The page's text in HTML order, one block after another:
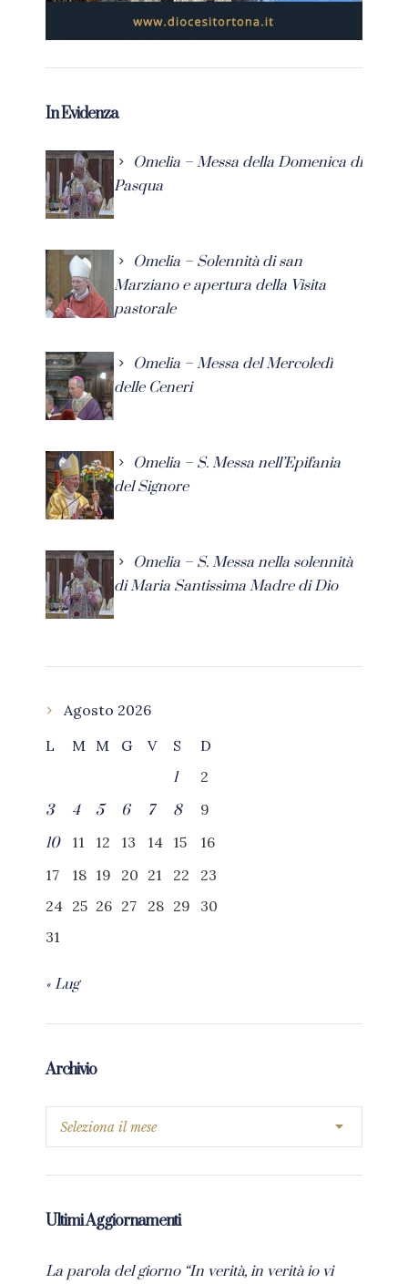
In Evidenza
Omelia – Messa della Domenica di
Pasqua
Omelia – Solennità di san
Marziano e apertura della Visita
pastorale
Omelia – Messa del Mercoledì
delle Ceneri
Omelia – S. Messa nell’Epifania
del Signore
Omelia – S. Messa nella solennità
di Maria Santissima Madre di Dio
Agosto 2026
L
M M G V S
D
1
2
3
4 5 6 7 8
9
10
11 12 13 14 15
16
17
18 19 20 21 22
23
24 25 26 27 28 29
30
31
« Lug
Archivio
Ultimi Aggiornamenti
La parola del giorno “In verità, in verità io vi